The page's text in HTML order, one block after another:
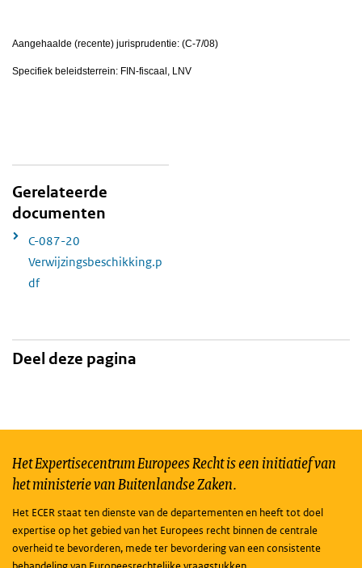
Aangehaalde (recente) jurisprudentie: (C-7/08)
Specifiek beleidsterrein: FIN-fiscaal, LNV
Gerelateerde
documenten
C-087-20
Verwijzingsbeschikking.p
df
Deel deze pagina
Het Expertisecentrum Europees Recht is een initiatief van
het ministerie van Buitenlandse Zaken.
Het ECER staat ten dienste van de departementen en heeft tot doel
expertise op het gebied van het Europees recht binnen de centrale
overheid te bevorderen, mede ter bevordering van een consistente